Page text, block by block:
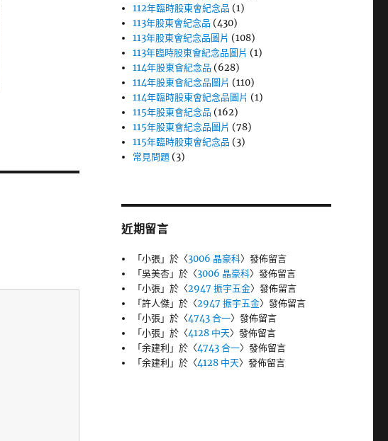
112年臨時股東會紀念品 (1)
113年股東會紀念品 (430)
113年股東會紀念品圖片 (108)
113年臨時股東會紀念品圖片 (1)
114年股東會紀念品 (628)
114年股東會紀念品圖片 (110)
114年臨時股東會紀念品圖片 (1)
115年股東會紀念品 (162)
115年股東會紀念品圖片 (78)
115年臨時股東會紀念品 (3)
常見問題 (3)
近期留言
「小張」於〈3006 晶豪科〉發佈留言
「吳美杏」於〈3006 晶豪科〉發佈留言
「小張」於〈2947 振宇五金〉發佈留言
「許人傑」於〈2947 振宇五金〉發佈留言
「小張」於〈4743 合一〉發佈留言
「小張」於〈4128 中天〉發佈留言
「余建利 」於〈4743 合一〉發佈留言
「余建利 」於〈4128 中天〉發佈留言